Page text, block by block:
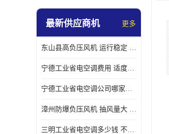
工业大吊扇
最新供应商机 更多
东山县高负压风机 运行稳定 耐高温 防腐蚀
宁德工业省电空调费用 适度较高 节省占用空间
宁德工业省电空调公司哪家好 适度较高 结构紧凑 美观
漳州防爆负压风机 抽风量大 通风降温效果好
三明工业省电空调多少钱 不受管长限制 保持空气湿润